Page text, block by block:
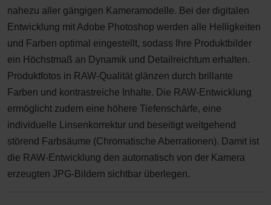
nahezu aller gängigen Kameramodelle. Bei der digitalen
Entwicklung mit Adobe Photoshop werden alle Helligkeiten
und Farben optimal eingestellt, sodass Ihre Produktbilder
ein Höchstmaß an Dynamik und Detailreichtum erhalten.
Produktfotos in RAW-Qualität glänzen durch brillante
Farben und kontrastreiche Inhalte. Die RAW-Entwicklung
ermöglicht zudem eine höhere Tiefenschärfe, eine
individuelle Linsenkorrektur und beseitigt weitgehend
störend Farbsäume (Chromatische Aberrationen). Damit ist
die RAW-Entwicklung den automatisch von der Kamera
erzeugten JPG-Bildern sichtbar überlegen.